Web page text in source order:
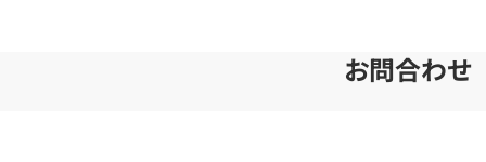
お問合わせ